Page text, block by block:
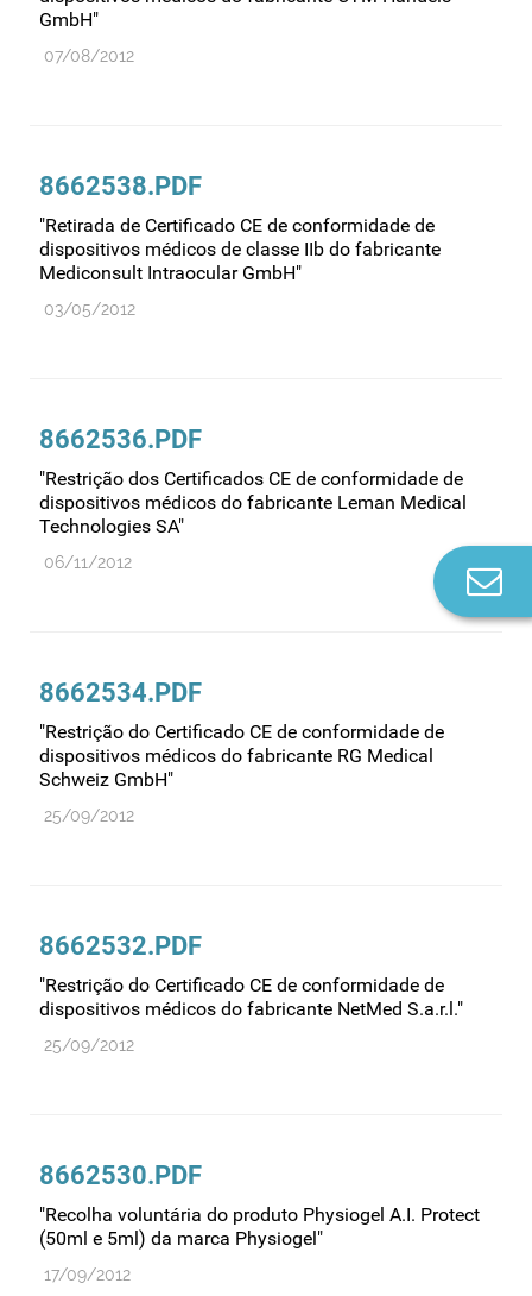
GmbH"
07/08/2012
8662538.PDF
"Retirada de Certificado CE de conformidade de
dispositivos médicos de classe IIb do fabricante
Mediconsult Intraocular GmbH"
03/05/2012
8662536.PDF
"Restrição dos Certificados CE de conformidade de
dispositivos médicos do fabricante Leman Medical
Technologies SA"
06/11/2012
8662534.PDF
"Restrição do Certificado CE de conformidade de
dispositivos médicos do fabricante RG Medical
Schweiz GmbH"
25/09/2012
8662532.PDF
"Restrição do Certificado CE de conformidade de
dispositivos médicos do fabricante NetMed S.a.r.l."
25/09/2012
8662530.PDF
"Recolha voluntária do produto Physiogel A.I. Protect
(50ml e 5ml) da marca Physiogel"
17/09/2012